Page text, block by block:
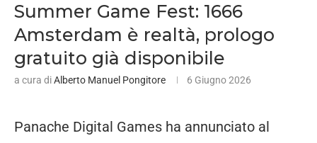
Summer Game Fest: 1666
Amsterdam è realtà, prologo
gratuito già disponibile
a cura diAlberto Manuel Pongitore 6 Giugno 2026
Panache Digital Games ha annunciato al